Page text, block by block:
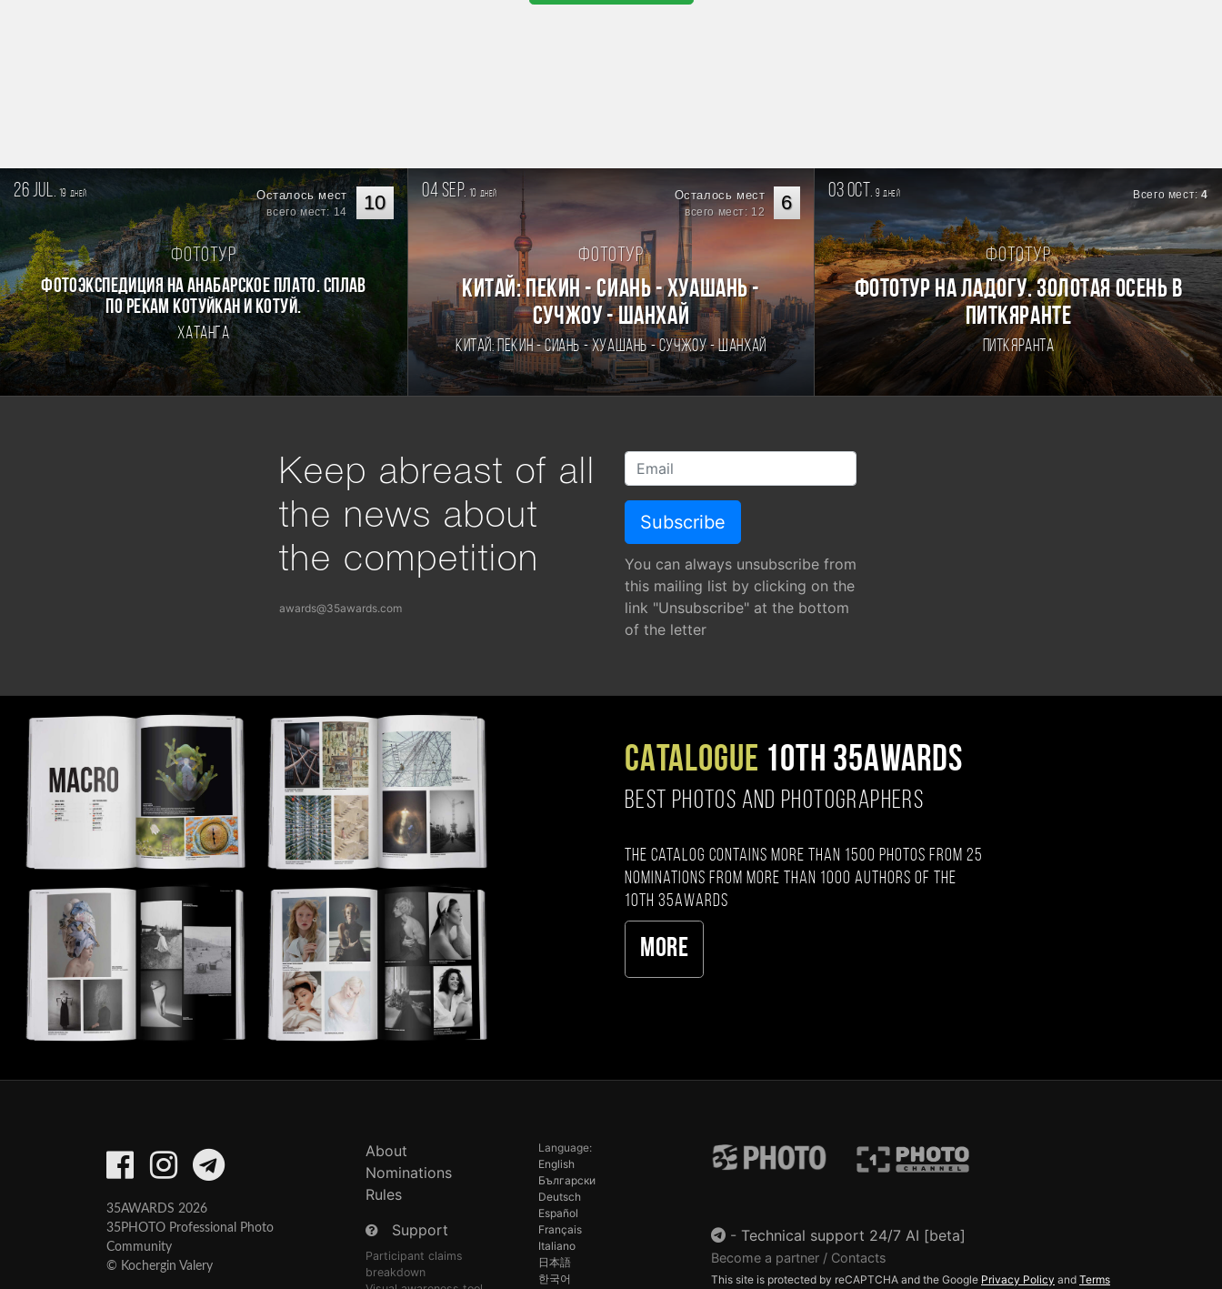
26 jul. 19 дней 10
Осталось мест
всего мест: 14
Фототур
Фотоэкспедиция на Анабарское плато. Сплав
по рекам Котуйкан и Котуй.
Хатанга
04 sep. 10 дней 6
Осталось мест
всего мест: 12
Фототур
Китай: Пекин - Сиань - Хуашань -
Сучжоу - Шанхай
Китай: Пекин - Сиань - Хуашань - Сучжоу - Шанхай
03 oct. 9дней Всего мест:4
Фототур
Фототур на Ладогу. Золотая осень в
Питкяранте
Питкяранта
Keep abreast of all
the news about
the competition
awards@35awards.com
You can always unsubscribe from
this mailing list by clicking on the
link "Unsubscribe" at the bottom
of the letter
CATALOGUE 10TH 35AWARDS
BEST PHOTOS AND PHOTOGRAPHERS
The catalog contains more than 1500 photos from 25
nominations from more than 1000 authors of the
10th 35AWARDS
More
35AWARDS 2026
35PHOTO Professional Photo
Community
© Kochergin Valery
About
Nominations
Rules
Support
Participant claims
breakdown
Language:
English
Български
Deutsch
Español
Français
Italiano
日本語
한국어
- Technical support 24/7 AI [beta]
Become a partner / Contacts
This site is protected by reCAPTCHA and the Google Privacy Policy and Terms